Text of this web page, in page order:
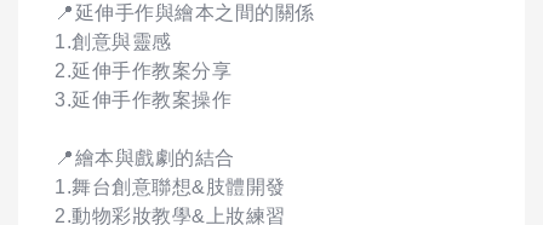
📍延伸手作與繪本之間的關係
1.創意與靈感
2.延伸手作教案分享
3.延伸手作教案操作
📍繪本與戲劇的結合
1.舞台創意聯想&肢體開發
2.動物彩妝教學&上妝練習